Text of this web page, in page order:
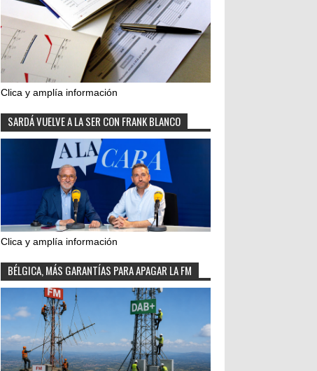
Clica y amplía información
SARDÁ VUELVE A LA SER CON FRANK BLANCO
Clica y amplía información
BÉLGICA, MÁS GARANTÍAS PARA APAGAR LA FM